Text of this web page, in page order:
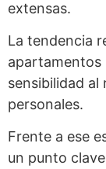
extensas.
La tendencia
apartamentos
sensibilidad al
personales.
Frente a ese
un punto